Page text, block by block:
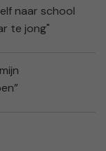
naar school
te jong"